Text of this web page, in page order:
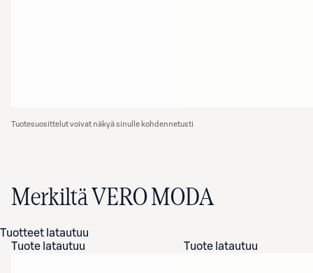
Tuotesuosittelut voivat näkyä sinulle kohdennetusti
Merkiltä VERO MODA
Tuotteet latautuu
Tuote latautuu
Tuote latautuu